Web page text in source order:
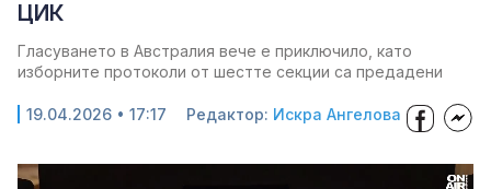
ЦИК
Гласуването в Австралия вече е приключило, като
изборните протоколи от шестте секции са предадени
19.04.2026 • 17:17 Редактор: Искра Ангелова